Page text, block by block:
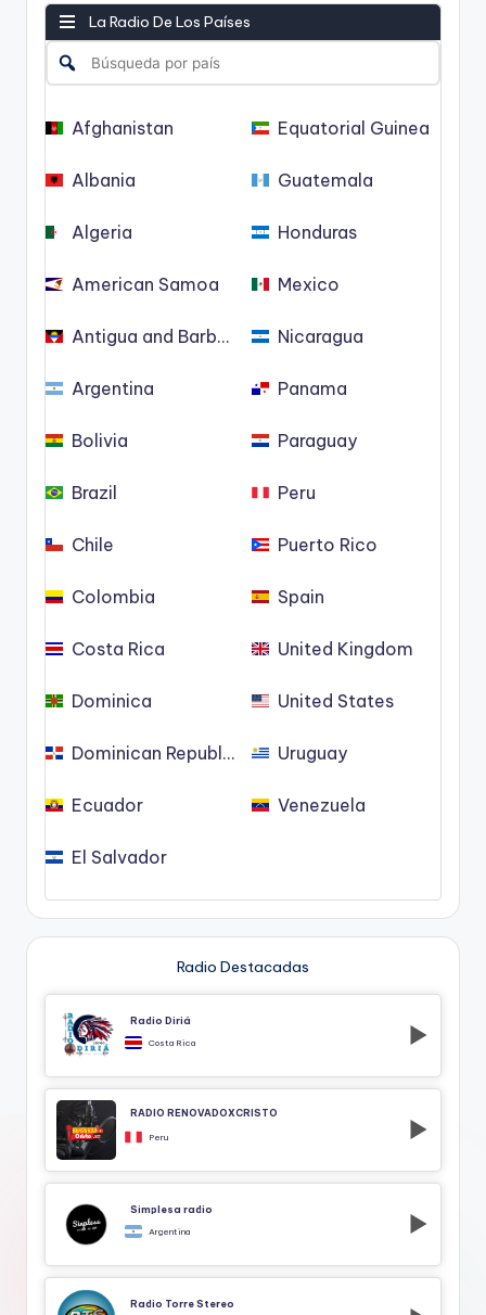
La Radio De Los Países
Afghanistan
Albania
Algeria
American Samoa
Antigua and Barbuda
Argentina
Bolivia
Brazil
Chile
Colombia
Costa Rica
Dominica
Dominican Republic
Ecuador
El Salvador
Equatorial Guinea
Guatemala
Honduras
Mexico
Nicaragua
Panama
Paraguay
Peru
Puerto Rico
Spain
United Kingdom
United States
Uruguay
Venezuela
Radio Destacadas
Radio Diriá
Costa Rica
RADIO RENOVADOXCRISTO
Peru
Simplesa radio
Argentina
Radio Torre Stereo